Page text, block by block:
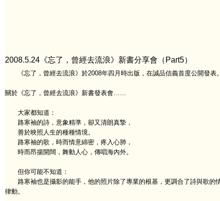
2008.5.24《忘了，曾經去流浪》新書分享會（Part5）
《忘了，曾經去流浪》於2008年四月時出版，在誠品信義首度公開發表
關於《忘了，曾經去流浪》新書發表會……
大家都知道：
路寒袖的詩，意象精準，卻又清朗真摯，
善於映照人生的種種情境。
路寒袖的歌，時而情意綿密，疼入心肺，
時而昂揚開闊，舞動人心，傳唱海內外。
但你可能不知道：
路寒袖也是攝影的能手，他的照片除了專業的根基，更調合了詩與歌的
律動。